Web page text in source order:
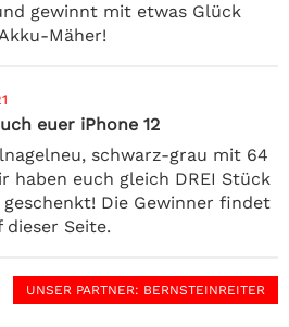
gewinnt mit etwas Glück
Mäher!
euer iPhone 12
schwarz-grau mit 64
haben euch gleich DREI Stück
geschenkt! Die Gewinner findet
dieser Seite.
UNSER PARTNER: BERNSTEINREITER